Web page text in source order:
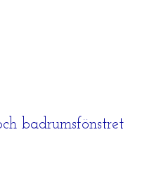
badrumsfönstret